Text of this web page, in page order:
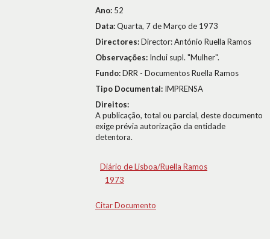
Ano: 52
Data:Quarta, 7 de Março de 1973
Directores:Director: António Ruella Ramos
Observações: Inclui supl. "Mulher".
Fundo:DRR - Documentos Ruella Ramos
Tipo Documental: IMPRENSA
Direitos:
A publicação, total ou parcial, deste documento
exige prévia autorização da entidade
detentora.
Diário de Lisboa/Ruella Ramos
1973
Citar Documento